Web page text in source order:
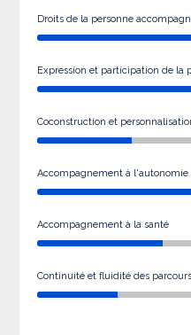
Droits de la personne
Expression et participation de la
Coconstruction et
Accompagnement à l'autonomie
Accompagnement à la santé
Continuité et fluidité des parcours